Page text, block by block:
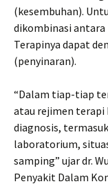
(kesembuhan).
dikombinasi
Terapinya dapat
(penyinaran).
“Dalam tiap-tiap
atau rejimen terapi
diagnosis,
laboratorium,
samping” ujar dr.
Penyakit Dalam